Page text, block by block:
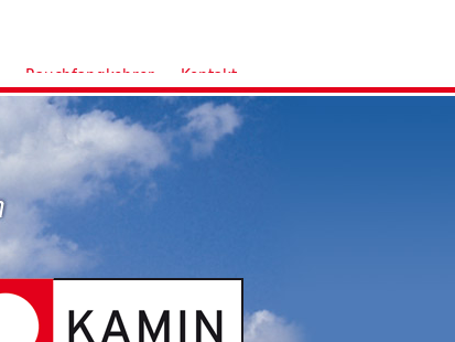
Rauchfangkehrer Kontakt